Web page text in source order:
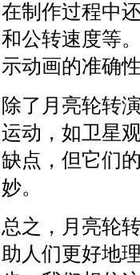
在制作过程中
和公转速度等
示动画的准确
除了月亮轮转
运动，如卫星
缺点，但它们
妙。
总之，月亮轮
助人们更好地